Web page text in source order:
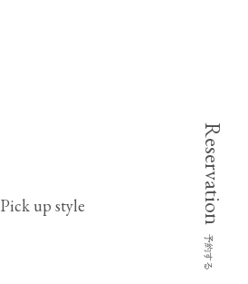
Pick up style Reservation
予約する